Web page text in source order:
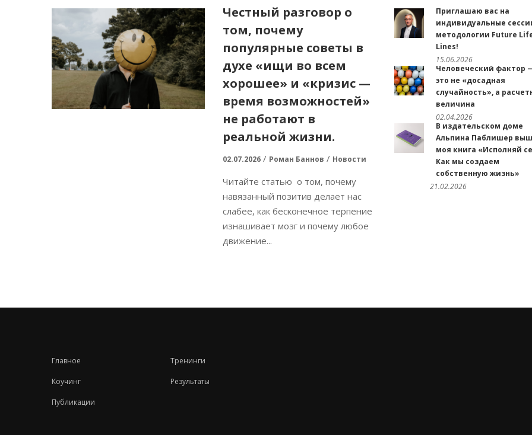
Честный разговор о
том, почему
популярные советы в
духе «ищи во всем
хорошее» и «кризис —
время возможностей»
не работают в
реальной жизни.
02.07.2026 Роман Баннов Новости
Читайте статью о том, почему
навязанный позитив делает нас
слабее, как бесконечное терпение
изнашивает мозг и почему любое
движение...
Приглашаю вас на
индивидуальные
методологии Future
Lines!
15.06.2026
Человеческий фактор
это не «досадная
случайность», а
величина
02.04.2026
В издательском доме
Альпина Паблишер
моя книга «Исполняй
Как мы создаем
собственную жизнь»
21.02.2026
Главное Тренинги
Коучинг Результаты
Публикации